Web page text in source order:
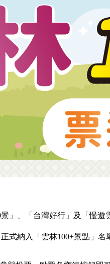
」、「台灣好行」及「慢
式納入「雲林100+景點」名